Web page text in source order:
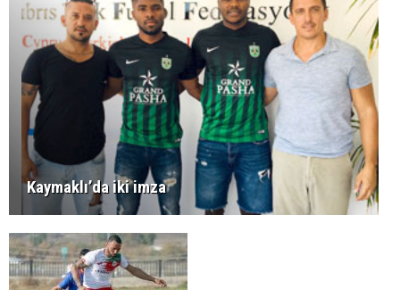
Kaymaklı’da iki imza